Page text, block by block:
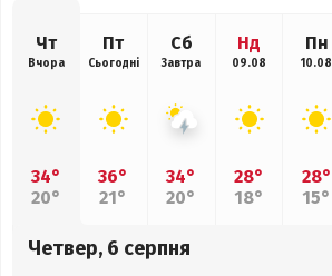
Чт
Вчора
34°
20°
Пт
Сьогодні
36°
21°
Сб
Завтра
34°
20°
Нд
09.08
28°
18°
Пн
10.08
28°
15°
Четвер, 6 серпня